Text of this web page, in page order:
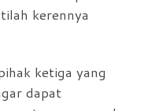
kerennya
ketiga yang
dapat